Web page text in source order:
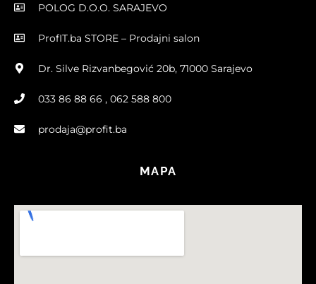
POLOG D.O.O. SARAJEVO
ProfIT.ba STORE – Prodajni salon
Dr. Silve Rizvanbegović 20b, 71000 Sarajevo
033 86 88 66 , 062 588 800
prodaja@profit.ba
MAPA